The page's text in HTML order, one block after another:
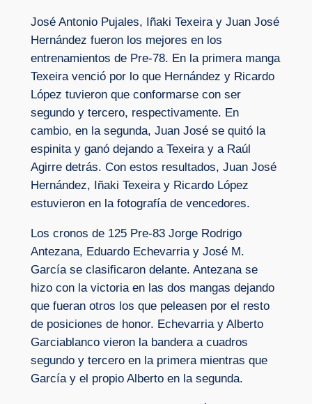
José Antonio Pujales, Iñaki Texeira y Juan José
Hernández fueron los mejores en los
entrenamientos de Pre-78. En la primera manga
Texeira venció por lo que Hernández y Ricardo
López tuvieron que conformarse con ser
segundo y tercero, respectivamente. En
cambio, en la segunda, Juan José se quitó la
espinita y ganó dejando a Texeira y a Raúl
Agirre detrás. Con estos resultados, Juan José
Hernández, Iñaki Texeira y Ricardo López
estuvieron en la fotografía de vencedores.
Los cronos de 125 Pre-83 Jorge Rodrigo
Antezana, Eduardo Echevarria y José M.
García se clasificaron delante. Antezana se
hizo con la victoria en las dos mangas dejando
que fueran otros los que peleasen por el resto
de posiciones de honor. Echevarria y Alberto
Garciablanco vieron la bandera a cuadros
segundo y tercero en la primera mientras que
García y el propio Alberto en la segunda.